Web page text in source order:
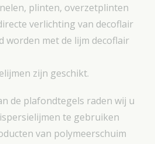
plinten, overzetplinten
verlichting van decoflair
worden met de lijm decoflair
zijn geschikt.
de plafondtegels raden wij u
te gebruiken
van polymeerschuim